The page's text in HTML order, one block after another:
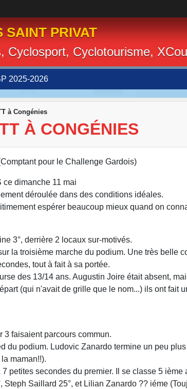
SAINT PRIVAT
Cyclosport, Cyclotourisme,
2025-2026
à Congénies
À CONGÉNIES
pour le Challenge Gardois)
ce dimanche 11 mai
déroulée dans des conditions idéales.
espérer beaucoup mieux quand on
3°, derrière 2 locaux sur-motivés.
la troisième marche du podium. Une très belle
tout à fait à sa portée.
des 13/14 ans. Augustin Joire était absent,
(qui n'avait de grille que le nom...) ils ont
3 faisaient parcours commun.
du podium. Ludovic Zanardo termine un peu
maman!!).
petites secondes du premier. Il se classe 5
Saillard 25°, et Lilian Zanardo ?? iéme